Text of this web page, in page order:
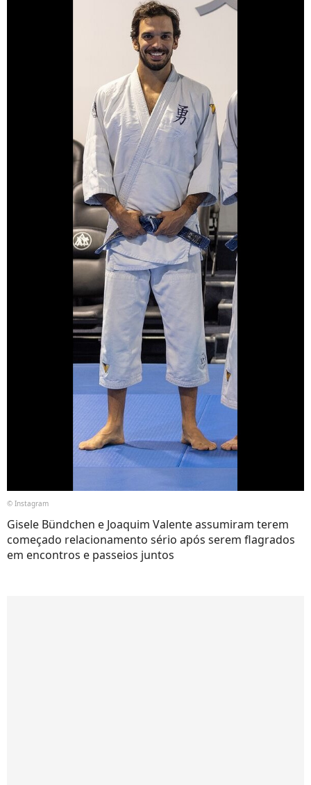
© Instagram
Gisele Bündchen e Joaquim Valente assumiram terem
começado relacionamento sério após serem flagrados
em encontros e passeios juntos